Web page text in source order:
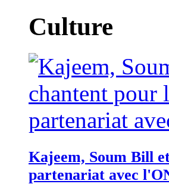
Culture
Kajeem, Soum Bill
partenariat avec